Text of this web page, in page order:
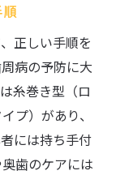
正しい手順を
病の予防に大
糸巻き型（ロ
プ）があり、
には持ち手付
歯のケアには